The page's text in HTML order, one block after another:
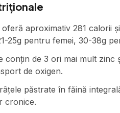
aproximativ 281 calorii
25g pentru femei, 30-38g
conțin de 3 ori mai mult
de oxigen.
păstrate în făină
cronice.